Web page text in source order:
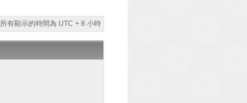
所有顯示的時間為 UTC + 8 小時